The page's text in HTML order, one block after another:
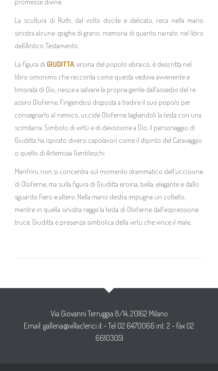
promesse divine.
La scultura di Ruth, dal volto docile e delicato, reca nella mano
sinistra alcune spighe di grano, memoria di quanto narrato nel libro
dell’Antico Testamento.
La figura di GIUDITTA, eroina del popolo ebraico, è descritta nel
libro omonimo che racconta come questa vedova avvenente e
timorata di Dio, riesce a salvare la propria gente dall’assedio del re
assiro Oloferne. Fingendosi disposta a tradire il suo popolo per
consegnarlo al nemico, uccide Oloferne tagliandoli la testa con una
scimitarra. Simbolo di virtù e di devozione a Dio, il personaggio di
Giuditta ha ispirato diversi capolavori come il dipinto del Caravaggio
o quello di Artemisia Gentileschi.
Manfrini, non si concentra sul momento drammatico dell’uccisione
di Oloferne, ma sulla figura di Giuditta eroina, bella, elegante e dallo
sguardo fiero e altero. Nella mano destra impugna un coltello,
mentre in quella sinistra regge la testa di Oloferne dall’espressione
truce. Giuditta è presenza simbolica della virtù che vince il male.
Via Giovanni Terruggia 8/14, 20162 Milano
Email: galleria@villaclerici.it - Tel 02 6470066 int. 2 - Fax 02
66103051